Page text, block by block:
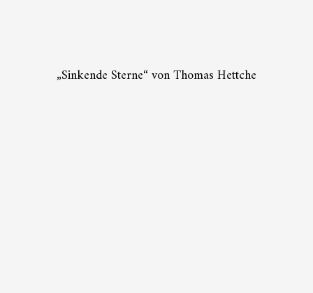
„Sinkende Sterne“ von Thomas Hettche